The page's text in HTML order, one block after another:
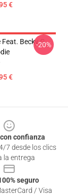
€
Becky G
€
-20%
confianza
7 desde los clics
la entrega
seguro
/ Visa